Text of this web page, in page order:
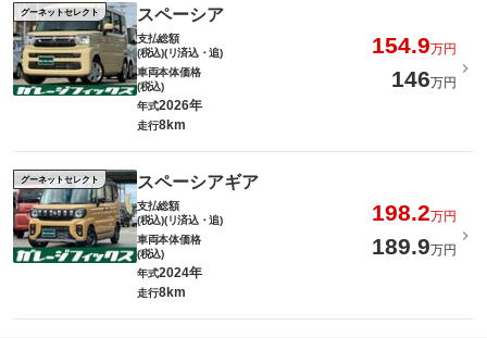
グーネットセレクト スペーシア
支払総額
(税込)(リ済込・追)
154.9万円
車両本体価格
(税込)
146万円
年式2026年
走行8km
グーネットセレクト スペーシアギア
支払総額
(税込)(リ済込・追)
198.2万円
車両本体価格
(税込)
189.9万円
年式2024年
走行8km